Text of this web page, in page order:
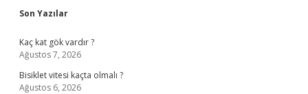
Sidebar
Son Yazılar
Kaç kat gök vardır ?
Ağustos 7, 2026
Bisiklet vitesi kaçta olmalı ?
Ağustos 6, 2026